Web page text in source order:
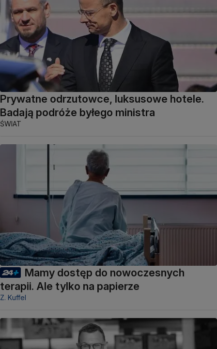
Prywatne odrzutowce, luksusowe hotele.
Badają podróże byłego ministra
ŚWIAT
Mamy dostęp do nowoczesnych
terapii. Ale tylko na papierze
Z. Kuffel